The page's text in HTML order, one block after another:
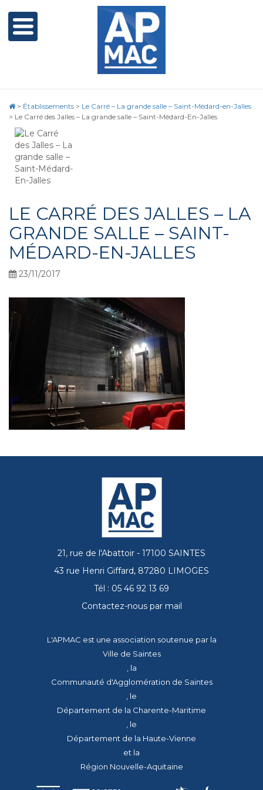
> Établissements > Le Carré – La grande salle – Saint-Médard-en-Jalles
> Le Carré des Jalles – La grande salle – Saint-Médard-En-Jalles
LE CARRÉ DES JALLES – LA
GRANDE SALLE – SAINT-
MÉDARD-EN-JALLES
23/11/2017
21, rue de l'Abattoir - 17100 SAINTES
43 rue Henri Giffard, 87280 LIMOGES
Tél : 05 46 92 13 69
Contactez-nous par mail
L'APMAC est une association soutenue par la
Ville de Saintes
, la
Communauté d'Agglomération de Saintes
, le
Département de la Charente-Maritime
, le
Département de la Haute-Vienne
et la
Région Nouvelle-Aquitaine